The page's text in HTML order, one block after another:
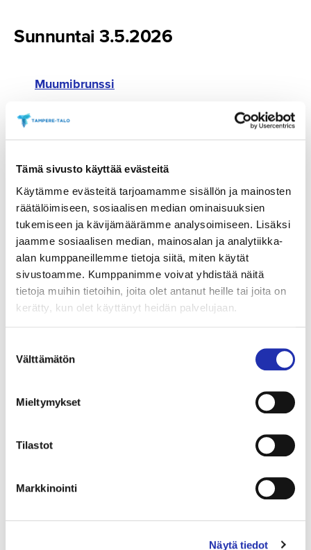
Tämä sivusto käyttää evästeitä
Käytämme evästeitä tarjoamamme sisällön ja mainosten
räätälöimiseen, sosiaalisen median ominaisuuksien
tukemiseen ja kävijämäärämme analysoimiseen. Lisäksi
jaamme sosiaalisen median, mainosalan ja analytiikka-
alan kumppaneillemme tietoja siitä, miten käytät
sivustoamme. Kumppanimme voivat yhdistää näitä
tietoja muihin tietoihin, joita olet antanut heille tai joita on
kerätty, kun olet käyttänyt heidän palvelujaan.
valinta
Välttämätön
Mieltymykset
Tilastot
Markkinointi
Näytä tiedot
Sunnuntai 3.5.2026
Muumibrunssi
VARAA BRUNSSI
Oopperan taikaa! -tarpeistopaja
Maksuton
Klo 11–16
Talvipuutarha, 1. krs
LUE LISÄÄ
Oopperakahvila
Ravintola Fuuga, 2. krs
Oopperadisko
Maksuton